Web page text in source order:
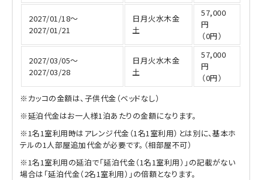
2027/01/18～
2027/01/21
日月火水木金
土
57,000
円
（0円）
2027/03/05～
2027/03/28
日月火水木金
土
57,000
円
（0円）
※カッコの金額は、子供代金（ベッドなし）
※延泊代金はお一人様1泊あたりの金額になります。
※1名1室利用時はアレンジ代金（1名1室利用）とは別に、基本ホ
テルの1人部屋追加代金が必要です。（相部屋不可）
※1名1室利用の延泊で「延泊代金（1名1室利用）」の記載がない
場合は「延泊代金（2名1室利用）」の倍額となります。